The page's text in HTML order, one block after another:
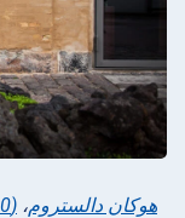
هوكان دالستروم، (CC BY 2.0)